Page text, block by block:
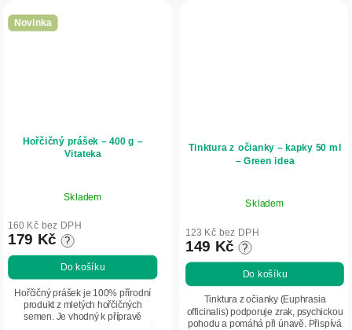
Novinka
Hořčičný prášek – 400 g –
Vitateka
Skladem
160 Kč bez DPH
179 Kč ?
Do košíku
Hořčičný prášek je 100% přírodní
produkt z mletých hořčičných
semen. Je vhodný k přípravě
Tinktura z očianky – kapky 50 ml
– Green idea
Skladem
123 Kč bez DPH
149 Kč ?
Do košíku
Tinktura z očianky (Euphrasia
officinalis) podporuje zrak, psychickou
pohodu a pomáhá při únavě. Přispívá